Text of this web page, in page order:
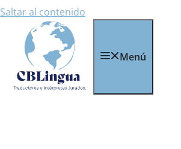
Saltar al contenido
Menú